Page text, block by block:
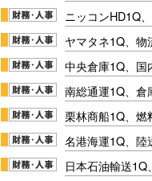
ニッコンHD1Q
ヤマタネ1Q、物
中央倉庫1Q、国
南総通運1Q、倉
栗林商船1Q、燃
名港海運1Q、陸
日本石油輸送